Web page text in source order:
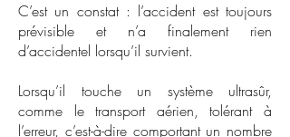
C’est un constat : l’accident est toujours
prévisible et n’a finalement rien
d’accidentel lorsqu’il survient.
Lorsqu’il touche un système ultrasûr,
comme le transport aérien, tolérant à
l’erreur, c’est-à-dire comportant un nombre